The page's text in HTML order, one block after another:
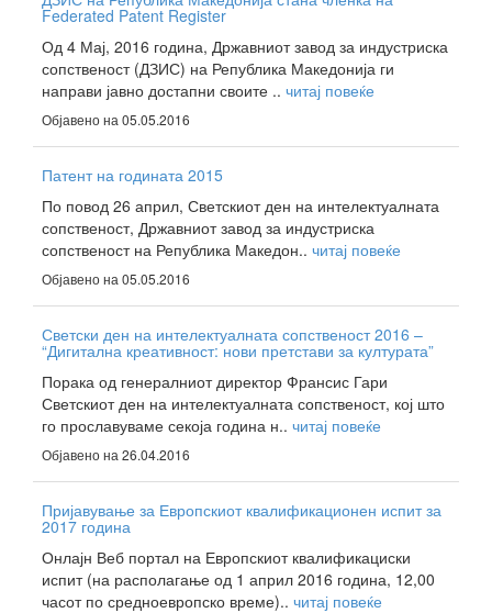
Federated Patent Register
Од 4 Мај, 2016 година, Државниот завод за индустриска
сопственост (ДЗИС) на Република Македонија ги
направи јавно достапни своите .. читај повеќе
Објавено на 05.05.2016
Патент на годината 2015
По повод 26 април, Светскиот ден на интелектуалната
сопственост, Државниот завод за индустриска
сопственост на Република Македон.. читај повеќе
Објавено на 05.05.2016
Светски ден на интелектуалната сопственост 2016 –
“Дигитална креативност: нови претстави за културата”
Порака од генералниот директор Франсис Гари
Светскиот ден на интелектуалната сопственост, кој што
го прославуваме секоја година н.. читај повеќе
Објавено на 26.04.2016
Пријавување за Европскиот квалификационен испит за
2017 година
Онлајн Веб портал на Европскиот квалификациски
испит (на располагање од 1 април 2016 година, 12,00
часот по средноевропско време).. читај повеќе